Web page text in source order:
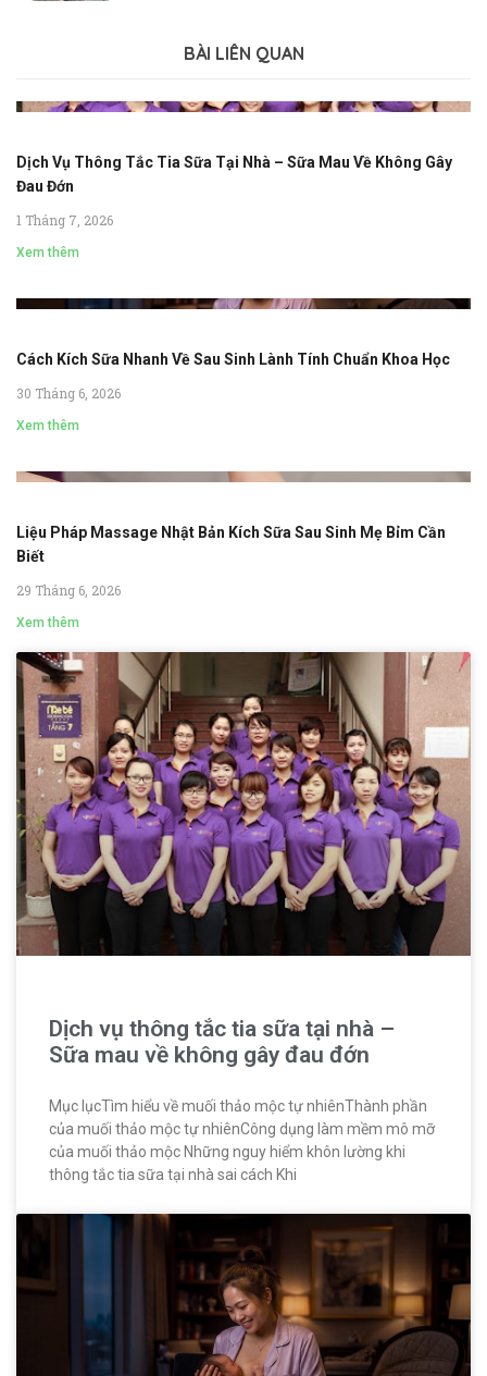
BÀI LIÊN QUAN
Dịch Vụ Thông Tắc Tia Sữa Tại Nhà – Sữa Mau Về Không Gây
Đau Đớn
1 Tháng 7, 2026
Xem thêm
Cách Kích Sữa Nhanh Về Sau Sinh Lành Tính Chuẩn Khoa Học
30 Tháng 6, 2026
Xem thêm
Liệu Pháp Massage Nhật Bản Kích Sữa Sau Sinh Mẹ Bỉm Cần
Biết
29 Tháng 6, 2026
Xem thêm
Dịch vụ thông tắc tia sữa tại nhà –
Sữa mau về không gây đau đớn
Mục lụcTìm hiểu về muối thảo mộc tự nhiênThành phần
của muối thảo mộc tự nhiênCông dụng làm mềm mô mỡ
của muối thảo mộc Những nguy hiểm khôn lường khi
thông tắc tia sữa tại nhà sai cách Khi